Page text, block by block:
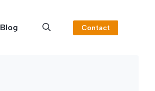
Blog Contact